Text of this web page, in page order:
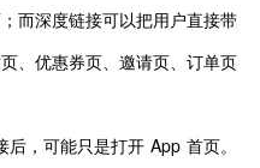
而深度链接可以把用户直接带
、优惠券页、邀请页、订单页
，可能只是打开 App 首页。